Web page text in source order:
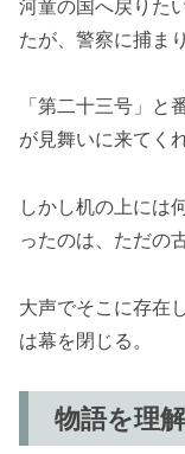
河童の国へ戻りた
たが、警察に捕ま
「第二十三号」と
が見舞いに来てく
しかし机の上には
ったのは、ただの
大声でそこに存在
は幕を閉じる。
物語を理